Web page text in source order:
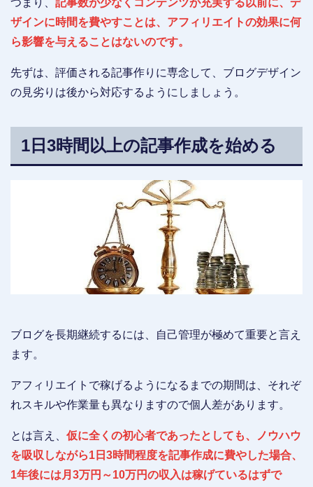
ザインに時間を費やすことは、アフィリエイトの効果に何
ら影響を与えることはないのです。
先ずは、評価される記事作りに専念して、ブログデザイン
の見劣りは後から対応するようにしましょう。
1日3時間以上の記事作成を始める
ブログを長期継続するには、自己管理が極めて重要と言え
ます。
アフィリエイトで稼げるようになるまでの期間は、それぞ
れスキルや作業量も異なりますので個人差があります。
とは言え、 仮に全くの初心者であったとしても、ノウハウ
を吸収しながら1日3時間程度を記事作成に費やした場合、
1年後には月3万円～10万円の収入は稼げているはずで